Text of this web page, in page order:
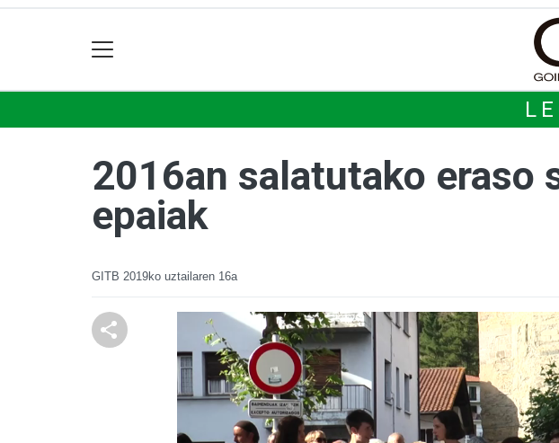
2016an salatutako eraso
epaiak
GITB 2019ko uztailaren 16a